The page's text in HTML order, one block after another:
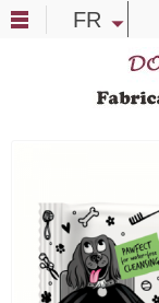
FR